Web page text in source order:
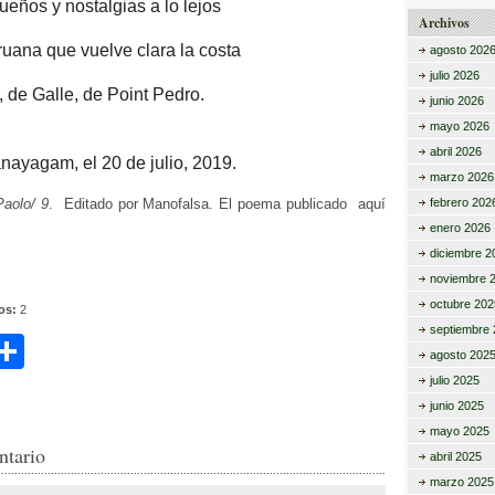
y nostalgias a lo lejos
que vuelve clara la costa
de Galle, de Point Pedro.
el 20 de julio, 2019.
9. Editado por Manofalsa. El poema publicado aquí
2
p
Archivos
agosto 2026
julio 2026
junio 2026
mayo 2026
abril 2026
marzo 2026
febrero
enero 2026
diciembre
noviembre
octubre
septiembre
agosto 2025
julio 2025
junio 2025
mayo 2025
abril 2025
marzo 2025